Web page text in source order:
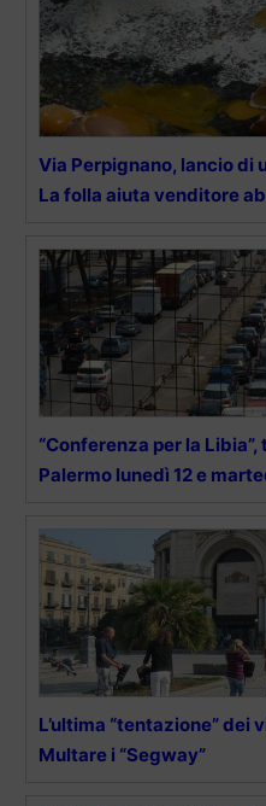
Via Perpignano, lancio di
La folla aiuta venditore
“Conferenza per la
Palermo lunedì 12 e
L’ultima “tentazione” dei
Multare i “Segway”